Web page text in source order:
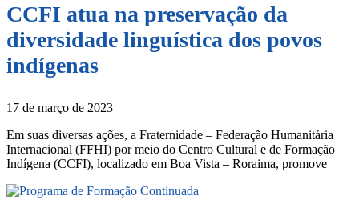
CCFI atua na preservação da
diversidade linguística dos povos
indígenas
17 de março de 2023
Em suas diversas ações, a Fraternidade – Federação Humanitária
Internacional (FFHI) por meio do Centro Cultural e de Formação
Indígena (CCFI), localizado em Boa Vista – Roraima, promove